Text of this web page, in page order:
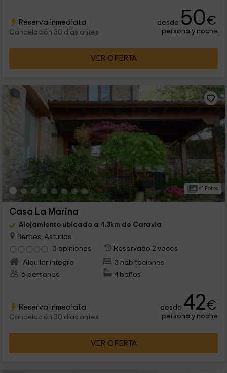
Reserva inmediata
Cancelación 30 días antes
desde 50€
persona y noche
VER OFERTA
41 Fotos
Casa La Marina
Alojamiento ubicado a 4.3km de Caravia
Berbes, Asturias
0 opiniones
Reservado 2 veces
Alquiler íntegro
3 habitaciones
6 personas
4 baños
Reserva inmediata
Cancelación 30 días antes
desde 42€
persona y noche
VER OFERTA